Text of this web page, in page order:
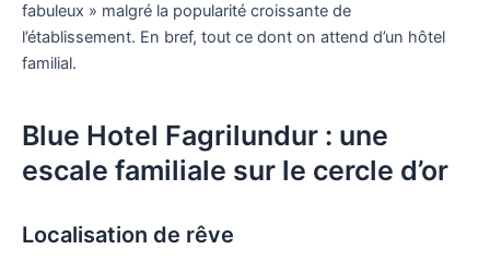
fabuleux » malgré la popularité croissante de
l’établissement. En bref, tout ce dont on attend d’un hôtel
familial.
Blue Hotel Fagrilundur : une
escale familiale sur le cercle d’or
Localisation de rêve